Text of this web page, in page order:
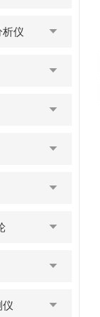
析仪
仪